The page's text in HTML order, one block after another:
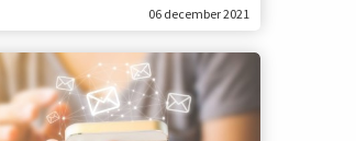
06 december 2021